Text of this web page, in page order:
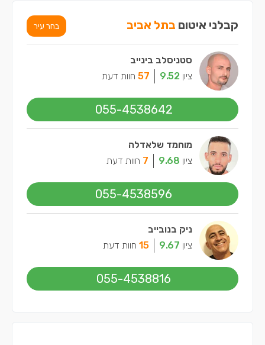
קבלני איטום בתל אביב בחר עיר
סטניסלב בינייב
ציון 9.52
57 חוות דעת
055-4538642
מוחמד שלאדלה
ציון 9.68
7 חוות דעת
055-4538596
ניק בנובייב
ציון 9.67
15 חוות דעת
055-4538816